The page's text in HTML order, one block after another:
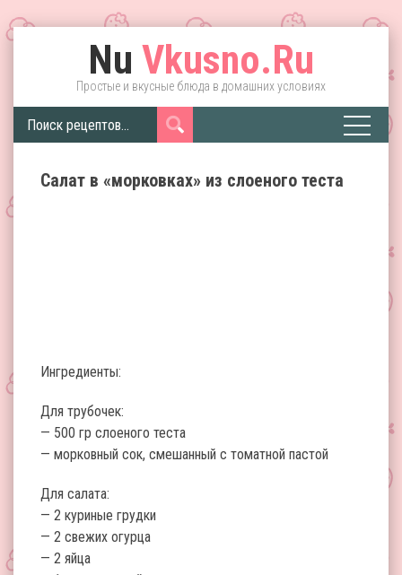
Nu Vkusno.Ru
Простые и вкусные блюда в домашних условиях
Салат в «морковках» из слоеного теста
Ингредиенты:
Для трубочек:
— 500 гр слоеного теста
— морковный сок, смешанный с томатной пастой
Для салата:
— 2 куриные грудки
— 2 свежих огурца
— 2 яйца